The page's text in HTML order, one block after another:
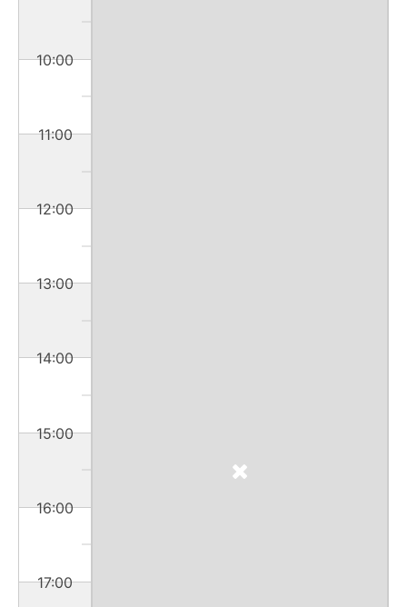
10:00
11:00
12:00
13:00
14:00
15:00
16:00
17:00